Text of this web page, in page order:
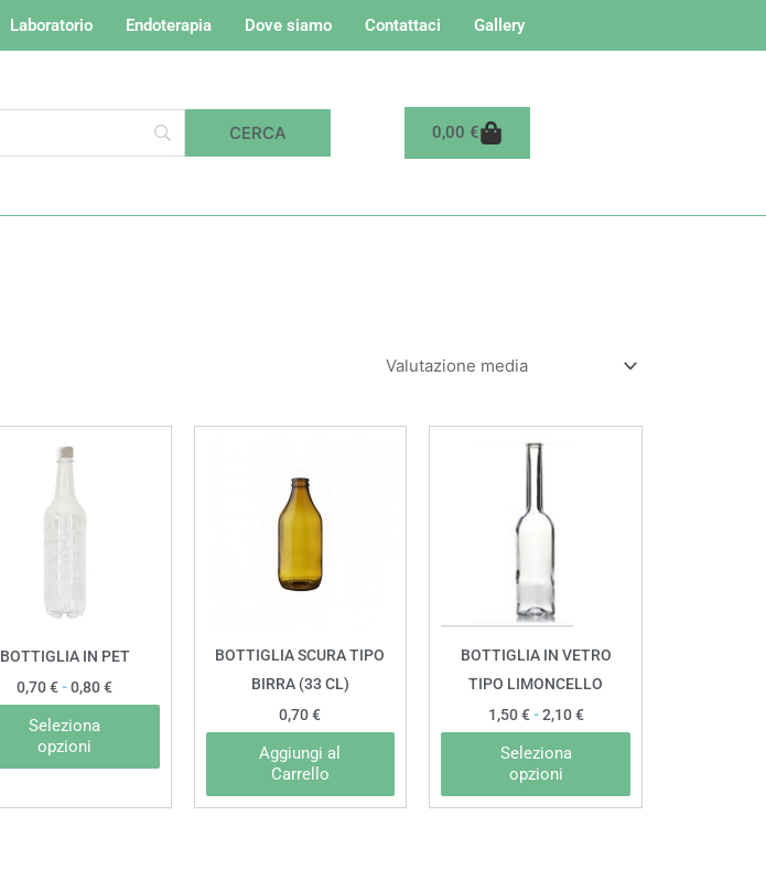
Laboratorio Endoterapia Dove siamo Contattaci Gallery
0,00 €Carrello
BOTTIGLIA IN PET
0,70€-0,80€
Seleziona
opzioni
possono
scelte
pagina
BOTTIGLIA SCURA TIPO
BIRRA (33 CL)
0,70€
Aggiungi al
Carrello
BOTTIGLIA IN VETRO
TIPO LIMONCELLO
1,50€ - 2,10€
Seleziona
opzioni
nella
del